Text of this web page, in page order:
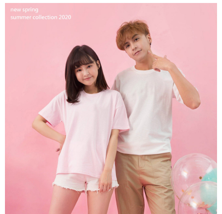
[Nota Penting]
Perkhidmatan ini disediakan oleh Taiwan Mobile Co., Ltd. (“Syarikat”),
yang membolehkan pelanggan membeli barangan atau perkhidmatan
melalui perkhidmatan ini pada masa transaksi. Hasil daripada pembelian
atau pembayaran ansuran akan dipindahkan oleh peniaga kepada
Syarikat, dan pelanggan hendaklah membuat pembayaran mengikut
perjanjian menggunakan sistem bil Syarikat.
Untuk memenuhi hubungan kontrak yang terjalin melalui persetujuan
penggunaan OP Pay Later, peniaga akan memberikan maklumat peribadi
anda (termasuk nama, nombor telefon, atau alamat) kepada Syarikat bagi
tujuan pengumpulan, pemprosesan dan penggunaan data yang
diperlukan untuk pengebilan ansuran, termasuk pengesahan,
pengesahan semula dan pembetulan.
Untuk terma perkhidmatan penuh, sila rujuk pautan berikut:
https://oppay.tw/userRule
" target="_blank" class="link revert-
style">https://oppay.tw/userRule
【Panduan Penggunaan Pembayaran Ansuran Gogo】
1. Perkhidmatan ini disediakan oleh Taiwan Mobile, pengguna telefon
mudah alih boleh segera menggunakan tanpa perlu memohon lagi.
1. Jumlah yang diperakui untuk pengguna kali pertama boleh sehingga
NT$10,000. Amaun diperakui sebenar yang diluluskan akan berdasarkan
keputusan pensijilan dan semakan oleh AFTEE.
2. Amaun perbelanjaan minimum mestilah lebih besar daripada NT$20.
3. Pada masa ini hanya tersedia untuk ahli Taiwan.
Ketiga, Syarat Perkhidmatan
Perkhidmatan AFTEE Beli Sekarang Bayar Kemudian disediakan oleh NP
Taiwan, Inc. dan AFTEE akan membuat bil kepada pengguna. AFTEE
akan menggunakan data peribadi yang dikumpul (termasuk nama
pembeli, no. telefon, nama penerima, no. telefon, alamat penerima) untuk
penggunaan perkhidmatan. Sila rujuk kepada "Penyata Pengumpulan
Data Peribadi, Pemprosesan, Penggunaan"
(https://aftee.tw/privacypolicy/
) untuk maklumat lanjut.
Jumlah yang diperakui untuk pengguna kali pertama yang lulus
kelulusan boleh sehingga NT$10,000. Jika pengguna tidak membuat
pembayaran dalam tempoh tersebut, yuran pembayaran lewat sebanyak
20% setahun akan dikenakan. Pengguna bawah umur dikehendaki
mendapatkan kebenaran daripada ibu bapa atau penjaga yang sah
untuk menggunakan AFTEE.
Sila hubungi NP Taiwan Inc. di cs_tw@netprotections.co.jp
jika anda
mempunyai sebarang kebimbangan mengenai pemprosesan dan